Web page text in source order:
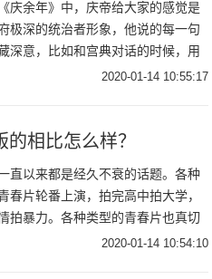
庆余年》中，庆帝给大家的感觉是
极深的统治者形象，他说的每一句
深意，比如和宫典对话的时候，用
说太子送你的画你喜欢”吓得宫典马
2020-01-14 10:55:17
的相比怎么样？
直以来都是经久不衰的话题。各种
春片轮番上演，拍完高中拍大学，
拍暴力。各种类型的青春片也真切
众感受到了青春的样子，回忆起了曾
2020-01-14 10:54:10